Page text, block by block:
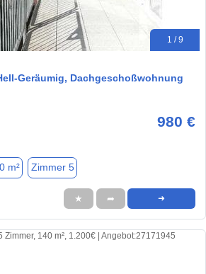
1 / 9
Geräumig, Dachgeschoßwohnung
980 €
m² Zimmer 5
★ ➦ ➜